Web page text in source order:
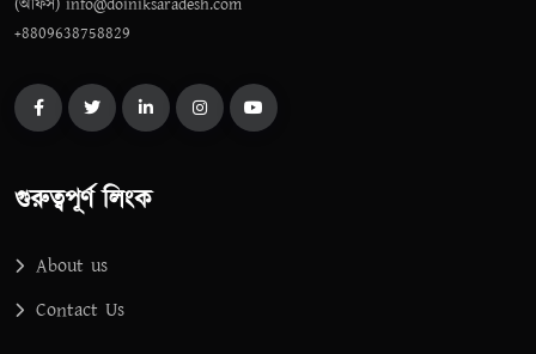
(অফিস) info@doiniksaradesh.com
+8809638758829
গুরুত্বপূর্ণ লিংক
About us
Contact Us